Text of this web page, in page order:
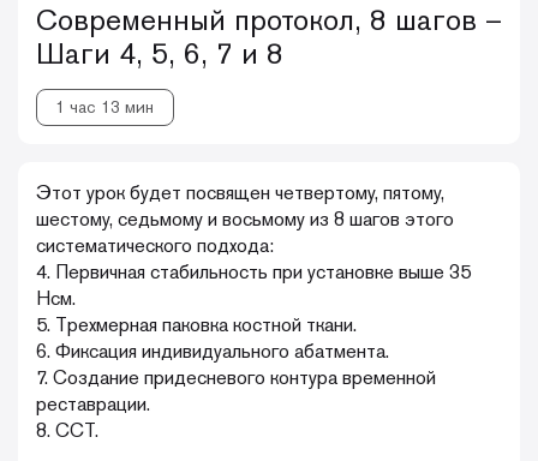
Современный протокол, 8 шагов –
Шаги 4, 5, 6, 7 и 8
1 час 13 мин
Этот урок будет посвящен четвертому, пятому,
шестому, седьмому и восьмому из 8 шагов этого
систематического подхода:
4. Первичная стабильность при установке выше 35
Нсм.
5. Трехмерная паковка костной ткани.
6. Фиксация индивидуального абатмента.
7. Создание придесневого контура временной
реставрации.
8. ССТ.